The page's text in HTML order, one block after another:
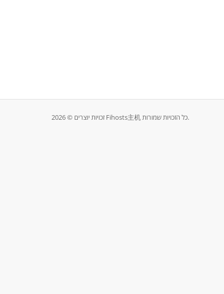
זכויות יוצרים © 2026 Fihosts主机 כל הזכויות שמורות.